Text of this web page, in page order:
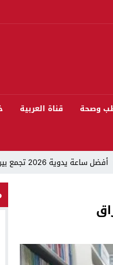
وصحة قناة العربية
أفضل ساعة يدوية 2026 تجمع بين الأناقة والدقة
للكرة الحديدية؟